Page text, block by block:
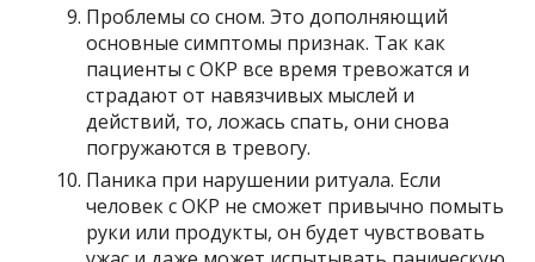
Проблемы со сном. Это дополняющий
основные симптомы признак. Так как
пациенты с ОКР все время тревожатся и
страдают от навязчивых мыслей и
действий, то, ложась спать, они снова
погружаются в тревогу.
Паника при нарушении ритуала. Если
человек с ОКР не сможет привычно помыть
руки или продукты, он будет чувствовать